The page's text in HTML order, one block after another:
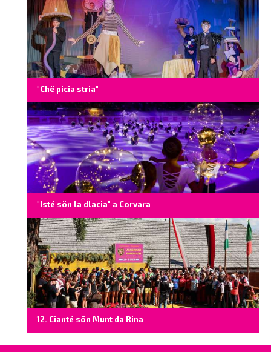
"Chë picia stria"
"Isté sön la dlacia" a Corvara
12. Cianté sön Munt da Rina